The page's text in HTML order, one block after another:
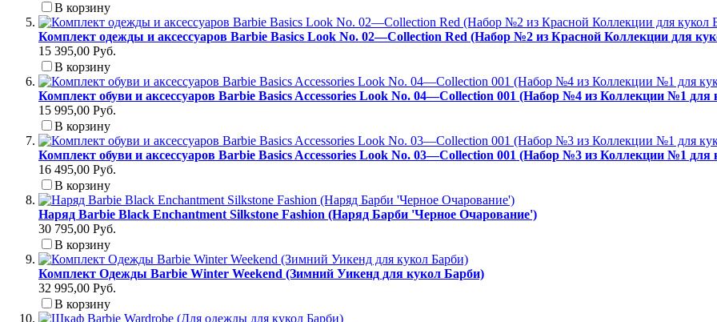
В корзину
Комплект одежды и аксессуаров Barbie Basics Look No. 02—Collection Red (Набор №2 из Красной Коллекции для
15 395,00 Руб.
В корзину
Комплект обуви и аксессуаров Barbie Basics Accessories Look No. 04—Collection 001 (Набор №4 из Коллекции №1 для
15 995,00 Руб.
В корзину
Комплект обуви и аксессуаров Barbie Basics Accessories Look No. 03—Collection 001 (Набор №3 из Коллекции №1 для
16 495,00 Руб.
В корзину
Наряд Barbie Black Enchantment Silkstone Fashion (Наряд Барби 'Черное Очарование')
30 795,00 Руб.
В корзину
Комплект Одежды Barbie Winter Weekend (Зимний Уикенд для кукол Барби)
32 995,00 Руб.
В корзину